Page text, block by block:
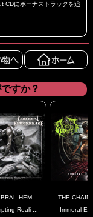
CDにボーナストラックを追
すか？
HEM ...
Reali ...
THE
Immoral